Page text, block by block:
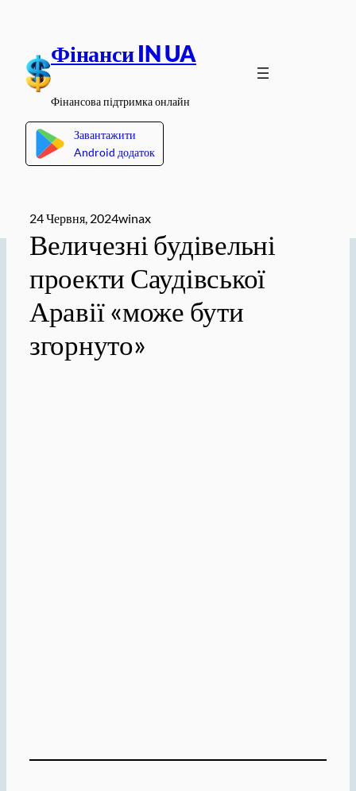
вмісту
Фінанси IN UA
Фінансова підтримка онлайн
Завантажити
Android додаток
24 Червня, 2024winax
Величезні будівельні
проекти Саудівської
Аравії «може бути
згорнуто»